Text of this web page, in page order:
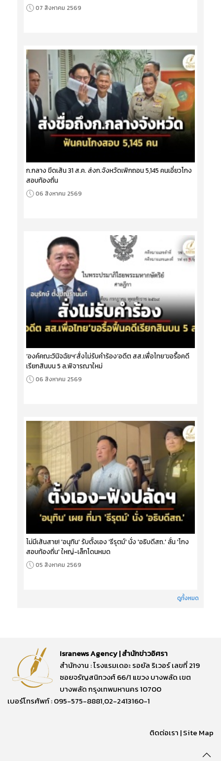
07 สิงหาคม 2569
ก.กลาง ขีดเส้น 31 ส.ค. ส่งก.จังหวัดเพิกถอน 5,145 คนเอี่ยวโกง
สอบท้องถิ่น
06 สิงหาคม 2569
‘องค์คณะวินิจฉัยฯ’สั่งไม่รับคำร้อง‘อดีต สส.เพื่อไทย’ขอรื้อคดี
เรียกสินบน 5 ล.พิจารณาใหม่
06 สิงหาคม 2569
ไม่มีเส้นสาย! 'อนุทิน' รับตั้งเอง 'ธีรุตม์' นั่ง 'อธิบดีสถ.' ลั่น 'โกง
สอบท้องถิ่น' ใหญ่-เล็กโดนหมด
05 สิงหาคม 2569
ดูทั้งหมด
Isranews Agency | สำนักข่าวอิศรา
สำนักงาน : โรงแรมเดอะ รอยัล ริเวอร์ เลขที่ 219
ซอยจรัญสนิทวงศ์ 66/1 แขวง บางพลัด เขต
บางพลัด กรุงเทพมหานคร 10700
เบอร์โทรศัพท์ : 095-575-8881,02-2413160-1
ติดต่อเรา |Site Map